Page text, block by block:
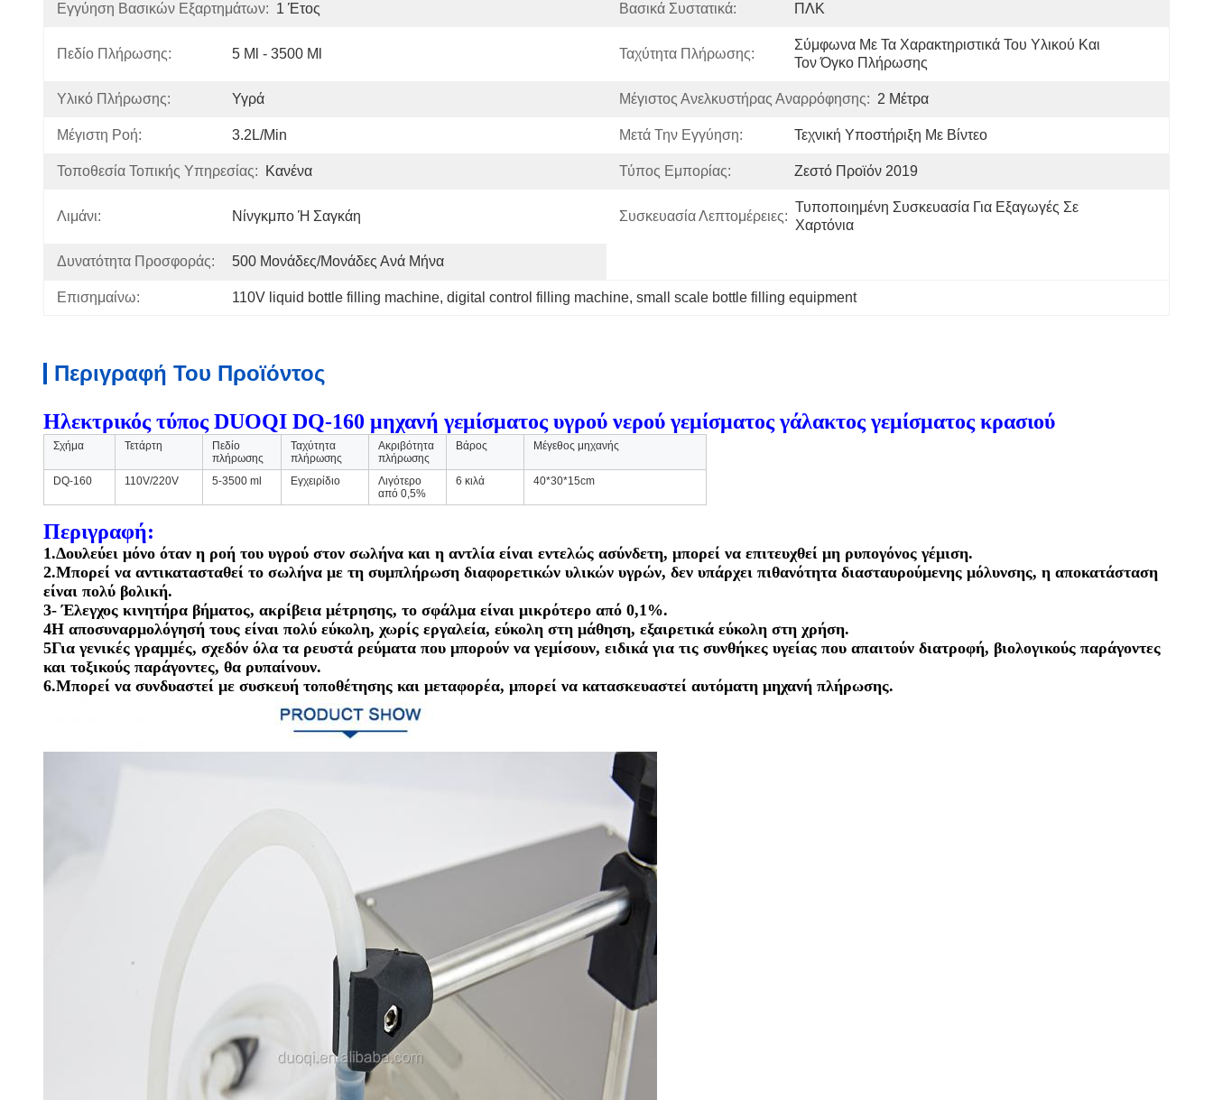
Εγγύηση Βασικών Εξαρτημάτων: 1 Έτος Βασικά Συστατικά: ΠΛΚ
Πεδίο Πλήρωσης: 5 Ml - 3500 Ml Ταχύτητα Πλήρωσης:
Σύμφωνα Με Τα Χαρακτηριστικά Του Υλικού Και
Τον Όγκο Πλήρωσης
Υλικό Πλήρωσης: Υγρά Μέγιστος Ανελκυστήρας Αναρρόφησης: 2 Μέτρα
Μέγιστη Ροή: 3.2L/min Μετά Την Εγγύηση: Τεχνική Υποστήριξη Με Βίντεο
Τοποθεσία Τοπικής Υπηρεσίας: Κανένα Τύπος Εμπορίας: Ζεστό Προϊόν 2019
Λιμάνι: Νίνγκμπο Ή Σαγκάη Συσκευασία Λεπτομέρειες:
Τυποποιημένη Συσκευασία Για Εξαγωγές Σε
Χαρτόνια
Δυνατότητα Προσφοράς: 500 Μονάδες/μονάδες Ανά Μήνα
Επισημαίνω: 110V liquid bottle filling machine, digital control filling machine, small scale bottle filling equipment
Περιγραφή Του Προϊόντος
Ηλεκτρικός τύπος DUOQI DQ-160 μηχανή γεμίσματος υγρού νερού γεμίσματος γάλακτος γεμίσματος κρασιού
Σχήμα Τετάρτη
Πεδίο
πλήρωσης
Ταχύτητα
πλήρωσης
Ακριβότητα
πλήρωσης
Βάρος Μέγεθος μηχανής
DQ-160 110V/220V 5-3500 ml Εγχειρίδιο
Λιγότερο
από 0,5%
6 κιλά 40*30*15cm
Περιγραφή:
1.Δουλεύει μόνο όταν η ροή του υγρού στον σωλήνα και η αντλία είναι εντελώς ασύνδετη, μπορεί να επιτευχθεί μη ρυπογόνος γέμιση.
2.Μπορεί να αντικατασταθεί το σωλήνα με τη συμπλήρωση διαφορετικών υλικών υγρών, δεν υπάρχει πιθανότητα διασταυρούμενης μόλυνσης, η αποκατάσταση
είναι πολύ βολική.
3- Έλεγχος κινητήρα βήματος, ακρίβεια μέτρησης, το σφάλμα είναι μικρότερο από 0,1%.
4Η αποσυναρμολόγησή τους είναι πολύ εύκολη, χωρίς εργαλεία, εύκολη στη μάθηση, εξαιρετικά εύκολη στη χρήση.
5Για γενικές γραμμές, σχεδόν όλα τα ρευστά ρεύματα που μπορούν να γεμίσουν, ειδικά για τις συνθήκες υγείας που απαιτούν διατροφή, βιολογικούς παράγοντες
και τοξικούς παράγοντες, θα ρυπαίνουν.
6.Μπορεί να συνδυαστεί με συσκευή τοποθέτησης και μεταφορέα, μπορεί να κατασκευαστεί αυτόματη μηχανή πλήρωσης.